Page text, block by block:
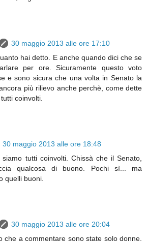
30 maggio 2013 alle ore 17:10
hai detto. E anche quando dici che se
per ore. Sicuramente questo voto
e sono sicura che una volta in Senato la
più rilievo anche perchè, come dette
coinvolti.
30 maggio 2013 alle ore 18:48
tutti coinvolti. Chissà che il Senato,
qualcosa di buono. Pochi sì... ma
quelli buoni.
30 maggio 2013 alle ore 20:04
che a commentare sono state solo donne.